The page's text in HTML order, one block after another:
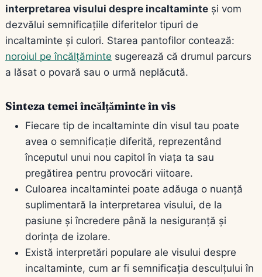
interpretarea visului despre incaltaminte și vom
dezvălui semnificațiile diferitelor tipuri de
incaltaminte și culori. Starea pantofilor contează:
noroiul pe încălțăminte sugerează că drumul parcurs
a lăsat o povară sau o urmă neplăcută.
Sinteza temei încălțăminte în vis
Fiecare tip de incaltaminte din visul tau poate
avea o semnificație diferită, reprezentând
începutul unui nou capitol în viața ta sau
pregătirea pentru provocări viitoare.
Culoarea incaltamintei poate adăuga o nuanță
suplimentară la interpretarea visului, de la
pasiune și încredere până la nesiguranță și
dorința de izolare.
Există interpretări populare ale visului despre
incaltaminte, cum ar fi semnificația desculțului în